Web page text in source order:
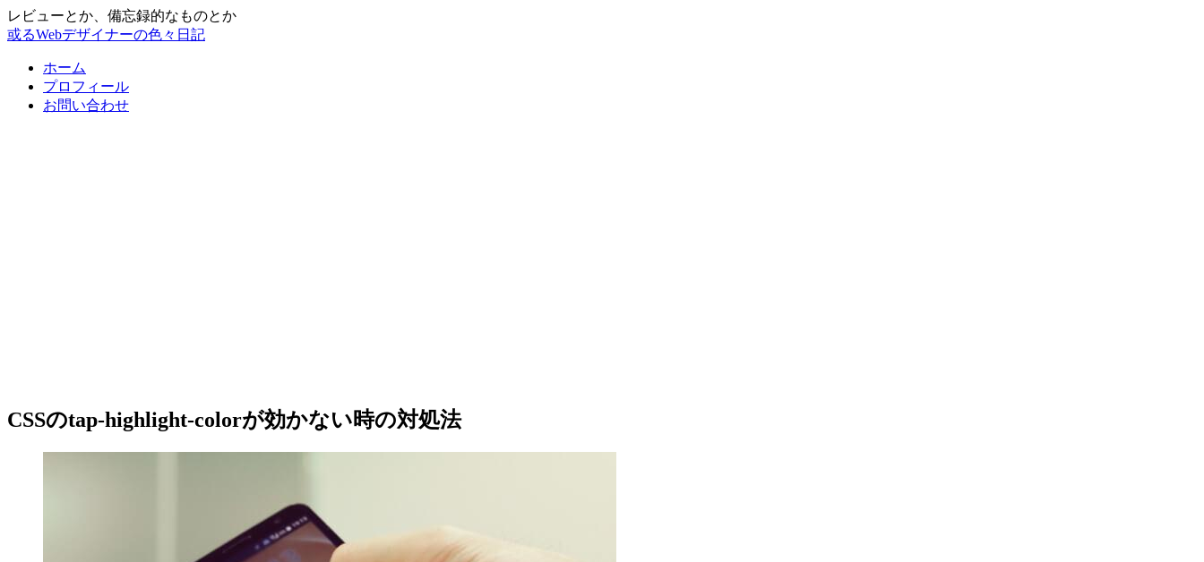
レビューとか、備忘録的なものとか
或るWebデザイナーの色々日記
ホーム
プロフィール
お問い合わせ
CSSのtap-highlight-colorが効かない時の対処法